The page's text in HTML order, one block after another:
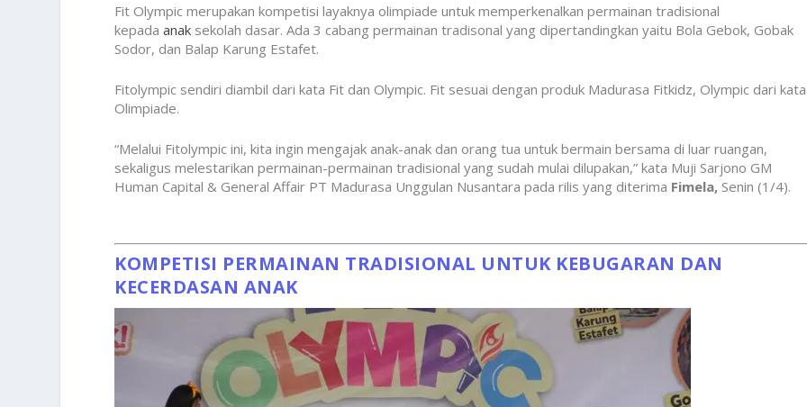
Fit Olympic merupakan kompetisi layaknya olimpiade untuk memperkenalkan permainan tradisional
kepadaanak sekolah dasar. Ada 3 cabang permainan tradisonal yang dipertandingkan yaitu Bola Gebok, Gobak
Sodor, dan Balap Karung Estafet.
Fitolympic sendiri diambil dari kata Fit dan Olympic. Fit sesuai dengan produk Madurasa Fitkidz, Olympic dari kata
Olimpiade.
“Melalui Fitolympic ini, kita ingin mengajak anak-anak dan orang tua untuk bermain bersama di luar ruangan,
sekaligus melestarikan permainan-permainan tradisional yang sudah mulai dilupakan,” kata Muji Sarjono GM
Human Capital & General Affair PT Madurasa Unggulan Nusantara pada rilis yang diterima Fimela, Senin (1/4).
KOMPETISI PERMAINAN TRADISIONAL UNTUK KEBUGARAN DAN
KECERDASAN ANAK